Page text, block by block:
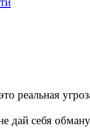
реальная
дай себя